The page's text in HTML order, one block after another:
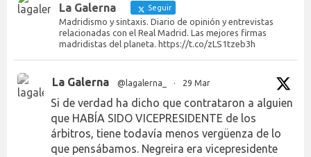
La Galerna Seguir
Madridismo y sintaxis. Diario de opinión y entrevistas
relacionadas con el Real Madrid. Las mejores firmas
madridistas del planeta. https://t.co/zLS1tzeb3h
La Galerna @lagalerna_ · 29 Mar
Si de verdad ha dicho que contrataron a alguien
que HABÍA SIDO VICEPRESIDENTE de los
árbitros, tiene todavía menos vergüenza de lo
que pensábamos. Negreira era vicepresidente